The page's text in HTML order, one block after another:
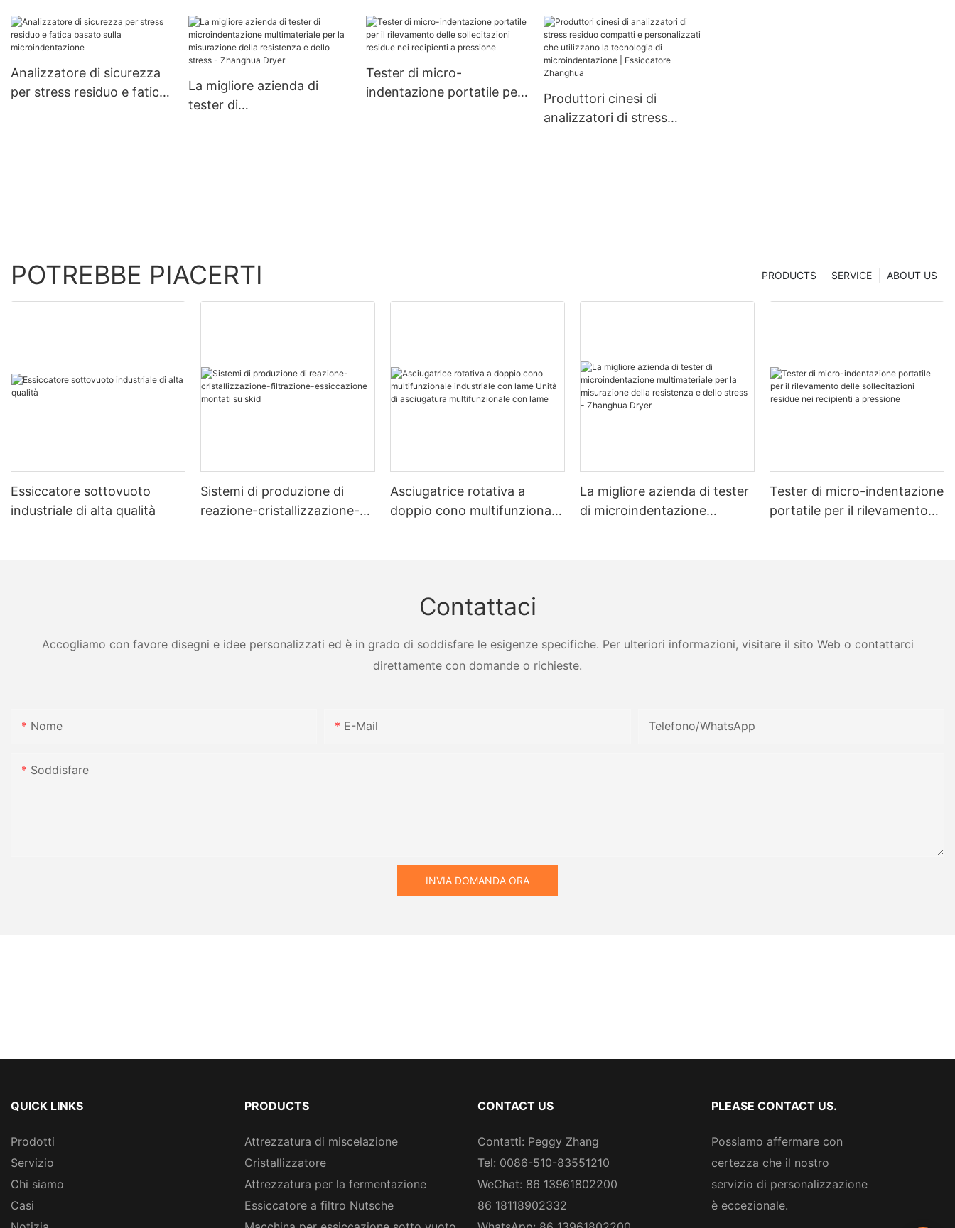
personalizzata con lame
per l'industria alimentare
delle proprietà
meccaniche - Zhanghua
Dryer
Analizzatore di sicurezza
per stress residuo e fatica
La migliore azienda di
tester di
Tester di micro-
indentazione portatile per
Produttori cinesi di
analizzatori di stress
POTREBBE PIACERTI ABOUT US
SERVICE
PRODUCTS
Essiccatore sottovuoto
industriale di alta qualità
Sistemi di produzione di
reazione-cristallizzazione-
Asciugatrice rotativa a
doppio cono multifunzionale
La migliore azienda di tester
di microindentazione
Tester di micro-indentazione
portatile per il rilevamento
Contattaci
Accogliamo con favore disegni e idee personalizzati ed è in grado di soddisfare le esigenze specifiche. Per ulteriori informazioni, visitare il sito Web o contattarci
direttamente con domande o richieste.
Nome E-Mail Telefono/WhatsApp
Soddisfare
INVIA DOMANDA ORA
QUICK LINKS
Prodotti
Servizio
Chi siamo
Casi
PRODUCTS
Attrezzatura di miscelazione
Cristallizzatore
Attrezzatura per la fermentazione
Essiccatore a filtro Nutsche
CONTACT US
Contatti: Peggy Zhang
Tel: 0086-510-83551210
WeChat: 86 13961802200
86 18118902332
PLEASE CONTACT US.
Possiamo affermare con
certezza che il nostro
servizio di personalizzazione
è eccezionale.